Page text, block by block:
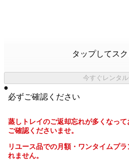
タップしてス
今すぐレンタ
必ずご確認ください
蒸しトレイのご返却忘れが多くなっ
ご確認くださいませ。
リユース品での月額・ワンタイムプ
れません。